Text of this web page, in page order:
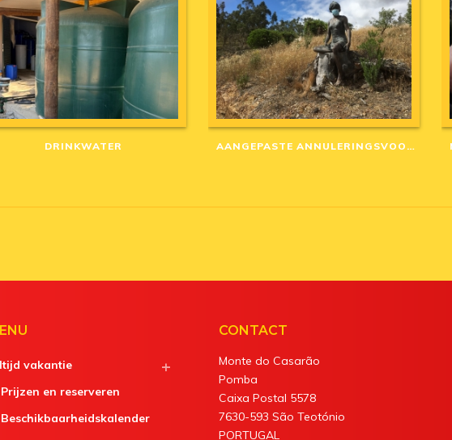
DRINKWATER AANGEPASTE ANNULERINGSVOORWAARDEN IN CORONA-TIJD
vakantie
Prijzen en reserveren
Beschikbaarheidskalender
CONTACT
Monte do Casarão
Pomba
Caixa Postal 5578
7630-593 São Teotónio
PORTUGAL